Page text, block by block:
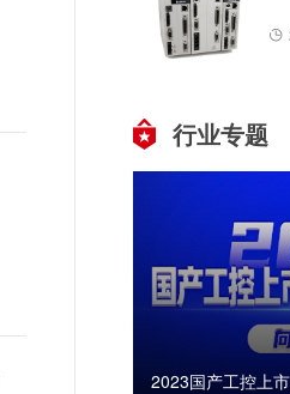
行业专题
2023国产工控上